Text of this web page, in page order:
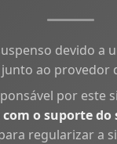
devido a
ao provedor
por este
o suporte do
regularizar a